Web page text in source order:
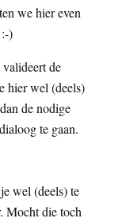
we hier even
)
de
hier wel (deels)
de nodige
te gaan.
wel (deels) te
Mocht die toch